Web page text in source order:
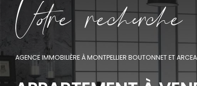
Vore recece
AGENCE IMMOBILIÈRE À MONTPELLIER BOUTONNET ET